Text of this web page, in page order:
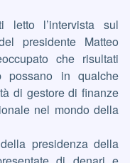
letto l’intervista sul
presidente Matteo
che risultati
possano in qualche
di gestore di finanze
nel mondo della
presidenza della